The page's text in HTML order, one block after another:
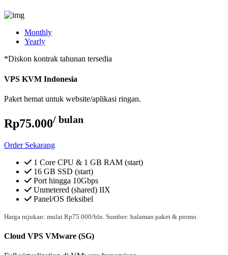
Monthly
Yearly
*Diskon kontrak tahunan tersedia
VPS KVM Indonesia
Paket hemat untuk website/aplikasi ringan.
Rp75.000/ bulan
Order Sekarang
1 Core CPU & 1 GB RAM (start)
16 GB SSD (start)
Port hingga 10Gbps
Unmetered (shared) IIX
Panel/OS fleksibel
Harga rujukan: mulai Rp75.000/bln. Sumber: halaman paket & promo.
Cloud VPS VMware (SG)